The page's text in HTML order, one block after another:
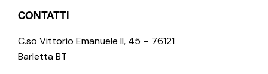
CONTATTI
C.so Vittorio Emanuele II, 45 – 76121
Barletta BT